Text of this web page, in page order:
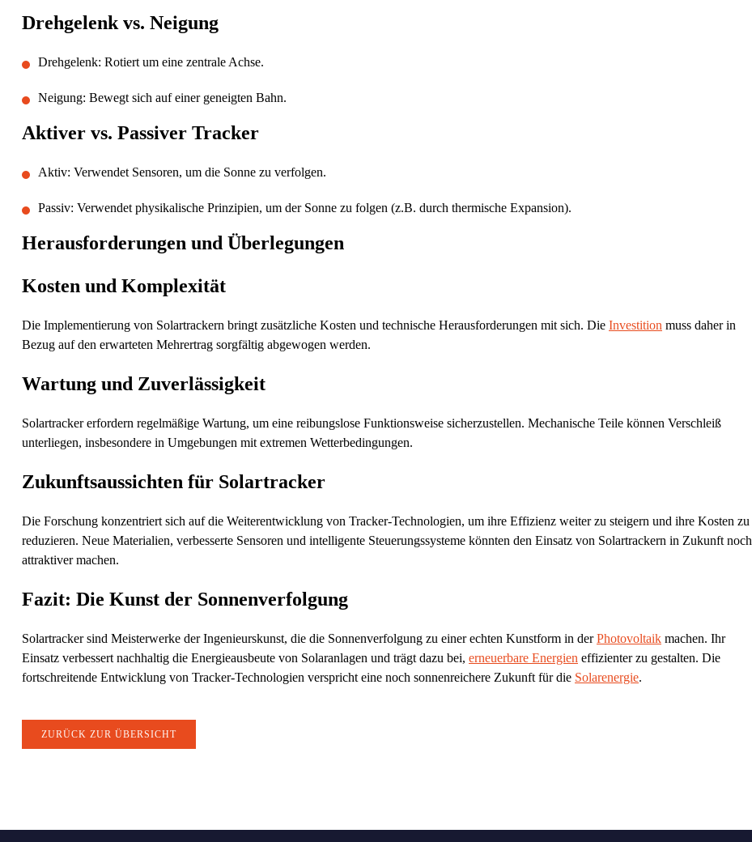
Drehgelenk vs. Neigung
Drehgelenk: Rotiert um eine zentrale Achse.
Neigung: Bewegt sich auf einer geneigten Bahn.
Aktiver vs. Passiver Tracker
Aktiv: Verwendet Sensoren, um die Sonne zu verfolgen.
Passiv: Verwendet physikalische Prinzipien, um der Sonne zu folgen (z.B. durch thermische Expansion).
Herausforderungen und Überlegungen
Kosten und Komplexität
Die Implementierung von Solartrackern bringt zusätzliche Kosten und technische Herausforderungen mit sich. Die Investition muss daher in
Bezug auf den erwarteten Mehrertrag sorgfältig abgewogen werden.
Wartung und Zuverlässigkeit
Solartracker erfordern regelmäßige Wartung, um eine reibungslose Funktionsweise sicherzustellen. Mechanische Teile können Verschleiß
unterliegen, insbesondere in Umgebungen mit extremen Wetterbedingungen.
Zukunftsaussichten für Solartracker
Die Forschung konzentriert sich auf die Weiterentwicklung von Tracker-Technologien, um ihre Effizienz weiter zu steigern und ihre Kosten zu
reduzieren. Neue Materialien, verbesserte Sensoren und intelligente Steuerungssysteme könnten den Einsatz von Solartrackern in Zukunft noch
attraktiver machen.
Fazit: Die Kunst der Sonnenverfolgung
Solartracker sind Meisterwerke der Ingenieurskunst, die die Sonnenverfolgung zu einer echten Kunstform in derPhotovoltaik machen. Ihr
Einsatz verbessert nachhaltig die Energieausbeute von Solaranlagen und trägt dazu bei, erneuerbare Energien effizienter zu gestalten. Die
fortschreitende Entwicklung von Tracker-Technologien verspricht eine noch sonnenreichere Zukunft für die Solarenergie.
ZURÜCK ZUR ÜBERSICHT